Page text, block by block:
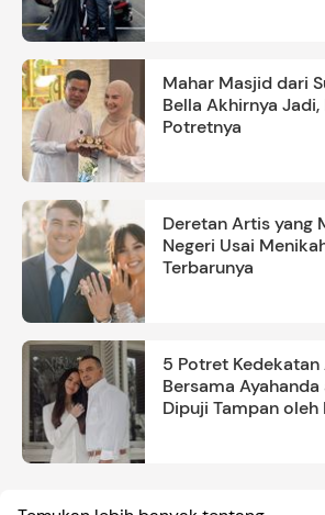
Mahar Masjid dari
Bella Akhirnya
Potretnya
Deretan Artis yang
Negeri Usai
Terbarunya
5 Potret Kedekatan
Bersama Ayahanda
Dipuji Tampan oleh